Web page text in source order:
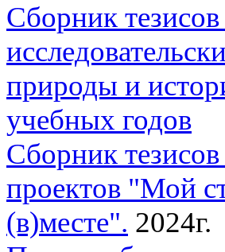
Сборник
природы и
учебных годов
Сборник
проектов "Мой
(в)месте". 2024г.